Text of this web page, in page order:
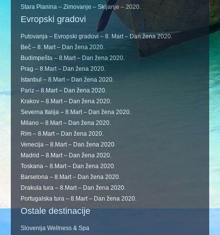
Stara Planina – Zimovanje – Skijanje – 2020.
Evropski gradovi
Putovanja – Evropski gradovi – 8. Mart – Dan žena 2020.
Beč – 8. Mart – Dan žena 2020.
Budimpešta – 8.Mart – Dan žena 2020.
Prag – 8.Mart – Dan žena 2020.
Istanbul – 8.Mart – Dan žena 2020.
Pariz – 8.Mart – Dan žena 2020.
Krakov – 8.Mart – Dan žena 2020.
Severna Italija – 8.Mart – Dan žena 2020.
Milano – 8.Mart – Dan žena 2020.
Rim – 8.Mart – Dan žena 2020.
Venecija – 8.Mart – Dan žena 2020.
Madrid – 8.Mart – Dan žena 2020.
Toskana – 8.Mart – Dan žena 2020.
Barselona – 8.Mart – Dan žena 2020.
Drakula tura – 8.Mart – Dan žena 2020.
Portugalska tura – 8.Mart – Dan žena 2020.
Ostale destinacije
Slovenija Wellness & Spa